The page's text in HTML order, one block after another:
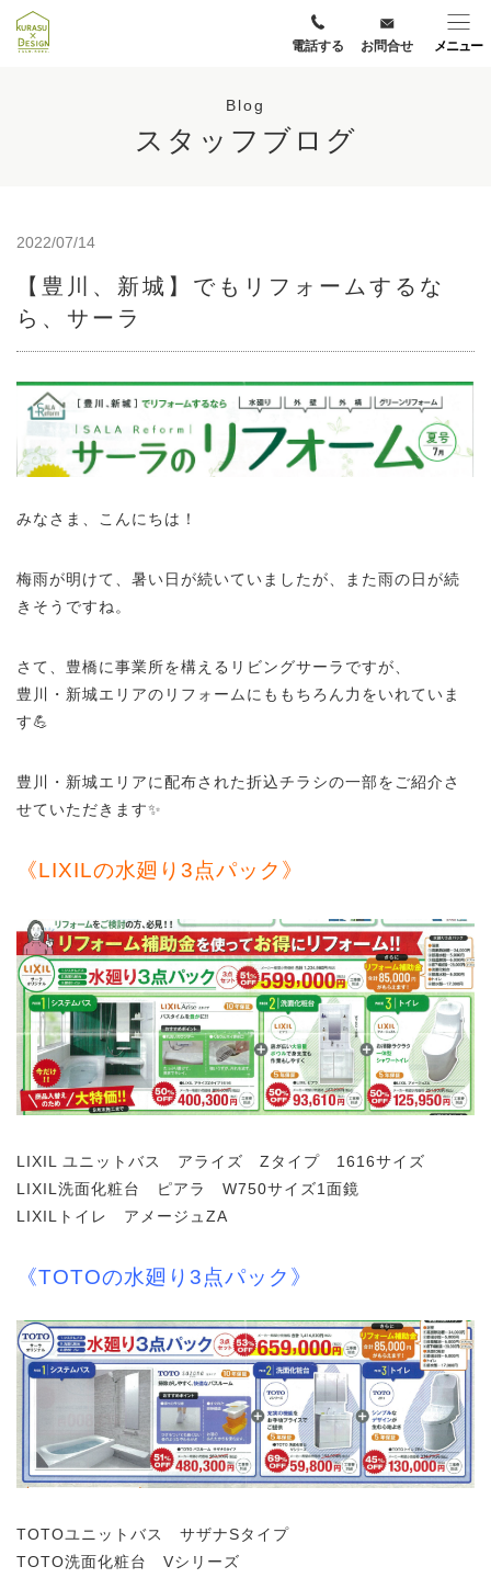
メニュー
電話する お問合せ
Blog
スタッフブログ
2022/07/14
【豊川、新城】でもリフォームするな
ら、サーラ
みなさま、こんにちは！
梅雨が明けて、暑い日が続いていましたが、また雨の日が続
きそうですね。
さて、豊橋に事業所を構えるリビングサーラですが、
豊川・新城エリアのリフォームにももちろん力をいれていま
す💪
豊川・新城エリアに配布された折込チラシの一部をご紹介さ
せていただきます✨
《LIXILの水廻り3点パック》
LIXIL ユニットバス アライズ Zタイプ 1616サイズ
LIXIL洗面化粧台 ピアラ W750サイズ1面鏡
LIXILトイレ アメージュZA
《TOTOの水廻り3点パック》
TOTOユニットバス サザナSタイプ
TOTO洗面化粧台 Vシリーズ